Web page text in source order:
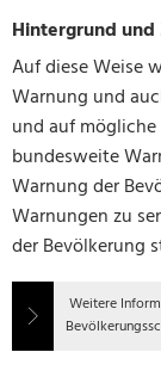
Hintergrund
Auf diese Weise
Warnung und
und auf
bundesweite
Warnung der
Warnungen zu
der Bevölkerung
Weitere